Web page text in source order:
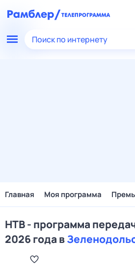
Поиск по интернету
Главная Моя программа
НТВ - программа
2026 года в